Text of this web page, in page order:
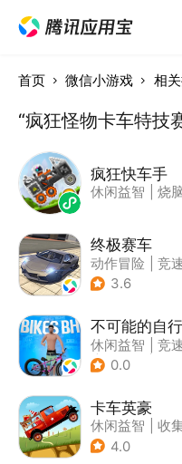
首页 微信小游戏 相
“疯狂怪物卡车特技
疯狂快车手
休闲益智 烧
终极赛车
动作冒险 竞
3.6
不可能的自
休闲益智
竞
| 自行车
0.0
卡车英豪
休闲益智
收
4.0